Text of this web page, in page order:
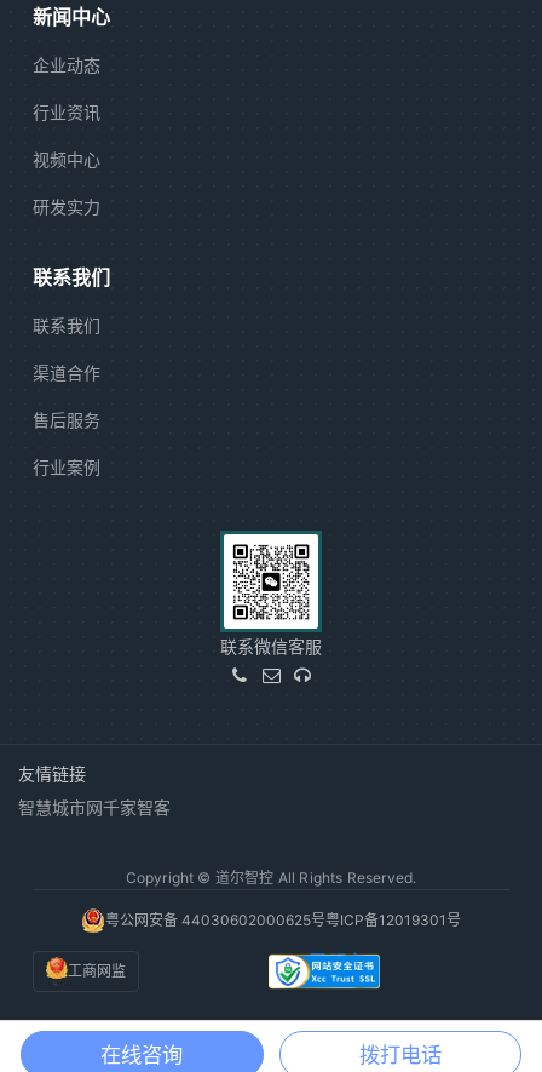
新闻中心
企业动态
行业资讯
视频中心
研发实力
联系我们
联系我们
渠道合作
售后服务
行业案例
联系微信客服
友情链接
智慧城市网千家智客
Copyright © 道尔智控 All Rights Reserved.
粤公网安备 44030602000625号粤ICP备12019301号
工商网监
电话咨询 获取方案 渠道合作
在线咨询 拨打电话